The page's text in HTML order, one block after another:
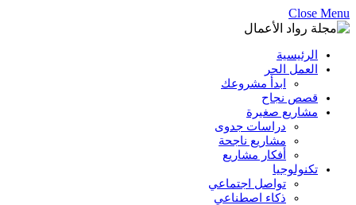
Close Menu
الرئيسية
العمل الحر
ابدأ مشروعك
قصص نجاح
مشاريع صغيرة
دراسات جدوى
مشاريع ناجحة
أفكار مشاريع
تكنولوجيا
تواصل اجتماعي
ذكاء اصطناعي